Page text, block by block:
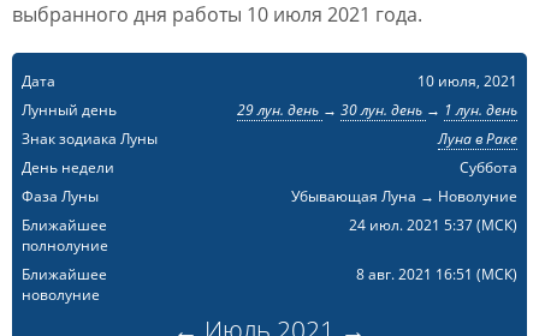
выбранного дня работы 10 июля 2021 года.
Дата
10 июля, 2021
Лунный день
29 лун. день → 30 лун. день → 1 лун. день
Знак зодиака Луны
Луна в Раке
День недели
Суббота
Фаза Луны
Убывающая Луна → Новолуние
Ближайшее
полнолуние
24 июл. 2021 5:37(МСК)
Ближайшее
новолуние
8 авг. 2021 16:51 (МСК)